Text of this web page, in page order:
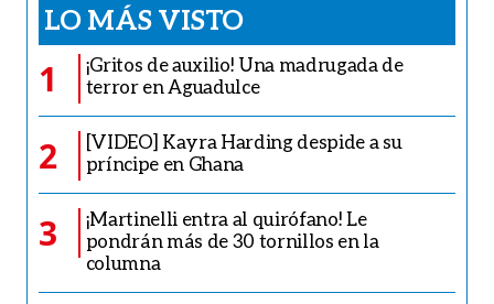
LO MÁS VISTO
1
¡Gritos de auxilio! Una madrugada de
terror en Aguadulce
2
[VIDEO] Kayra Harding despide a su
príncipe en Ghana
3
¡Martinelli entra al quirófano! Le
pondrán más de 30 tornillos en la
columna